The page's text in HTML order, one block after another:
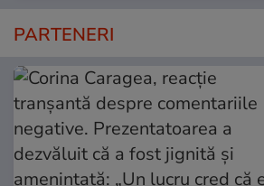
PARTENERI